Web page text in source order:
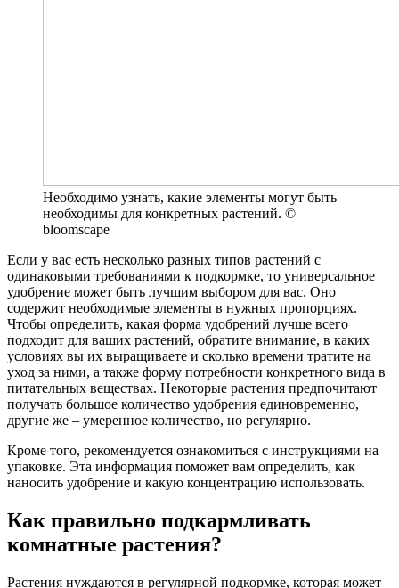
Необходимо узнать, какие элементы могут быть
необходимы для конкретных растений. ©
bloomscape
Если у вас есть несколько разных типов растений с
одинаковыми требованиями к подкормке, то универсальное
удобрение может быть лучшим выбором для вас. Оно
содержит необходимые элементы в нужных пропорциях.
Чтобы определить, какая форма удобрений лучше всего
подходит для ваших растений, обратите внимание, в каких
условиях вы их выращиваете и сколько времени тратите на
уход за ними, а также форму потребности конкретного вида в
питательных веществах. Некоторые растения предпочитают
получать большое количество удобрения единовременно,
другие же – умеренное количество, но регулярно.
Кроме того, рекомендуется ознакомиться с инструкциями на
упаковке. Эта информация поможет вам определить, как
наносить удобрение и какую концентрацию использовать.
Как правильно подкармливать
комнатные растения?
Растения нуждаются в регулярной подкормке, которая может